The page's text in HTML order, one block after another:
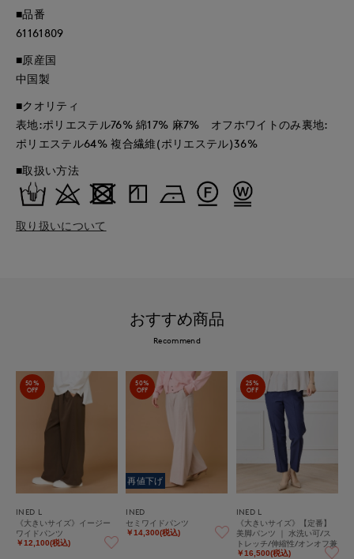
■品番
61161809
■原産国
中国製
■クオリティ
表地:ポリエステル76% 綿17% 麻7% オフホワイトのみ裏地:
ポリエステル64% 複合繊維(ポリエステル)36%
■取扱い方法
取り扱いについて
おすすめ商品
Recommend
50%
OFF
INED L
《大きいサイズ》イージー
ワイドパンツ
￥12,100(税込)
50%
OFF
再値下げ
INED
セミワイドパンツ
￥14,300(税込)
25%
OFF
INED L
《大きいサイズ》【定番】
美脚パンツ ｜ 水洗い可/ス
トレッチ/伸縮性/オンオフ兼
用/汎用性
￥16,500(税込)